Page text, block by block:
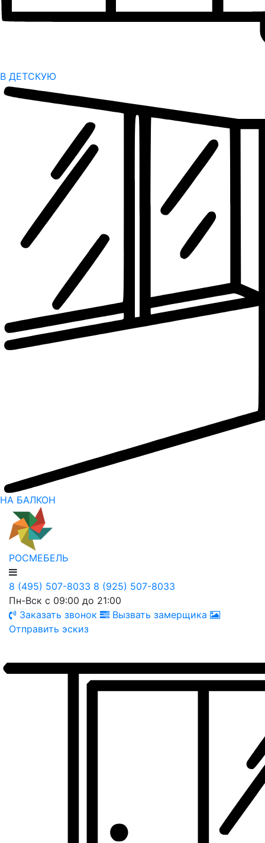
В ДЕТСКУЮ
НА БАЛКОН
РОСМЕБЕЛЬ
8 (495) 507-8033 8 (925) 507-8033
Пн-Вск с 09:00 до 21:00
Заказать звонок
Вызвать замерщика
Отправить эскиз